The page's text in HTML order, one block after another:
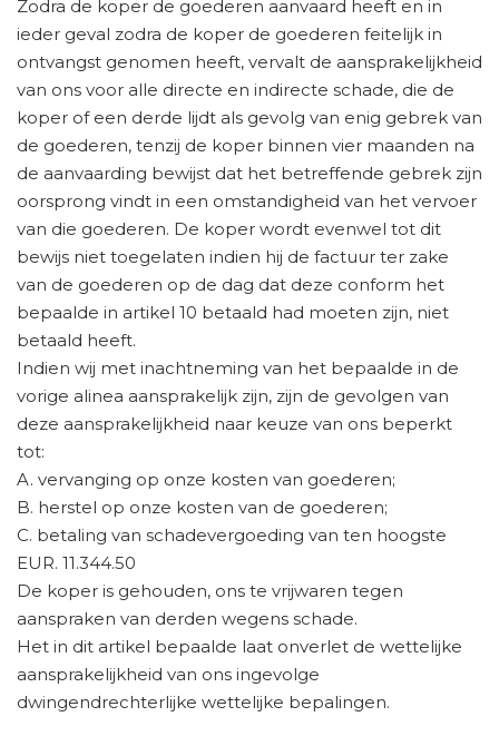
Zodra de koper de goederen aanvaard heeft en in
ieder geval zodra de koper de goederen feitelijk in
ontvangst genomen heeft, vervalt de aansprakelijkheid
van ons voor alle directe en indirecte schade, die de
koper of een derde lijdt als gevolg van enig gebrek van
de goederen, tenzij de koper binnen vier maanden na
de aanvaarding bewijst dat het betreffende gebrek zijn
oorsprong vindt in een omstandigheid van het vervoer
van die goederen. De koper wordt evenwel tot dit
bewijs niet toegelaten indien hij de factuur ter zake
van de goederen op de dag dat deze conform het
bepaalde in artikel 10 betaald had moeten zijn, niet
betaald heeft.
Indien wij met inachtneming van het bepaalde in de
vorige alinea aansprakelijk zijn, zijn de gevolgen van
deze aansprakelijkheid naar keuze van ons beperkt
tot:
A. vervanging op onze kosten van goederen;
B. herstel op onze kosten van de goederen;
C. betaling van schadevergoeding van ten hoogste
EUR. 11.344.50
De koper is gehouden, ons te vrijwaren tegen
aanspraken van derden wegens schade.
Het in dit artikel bepaalde laat onverlet de wettelijke
aansprakelijkheid van ons ingevolge
dwingendrechterlijke wettelijke bepalingen.